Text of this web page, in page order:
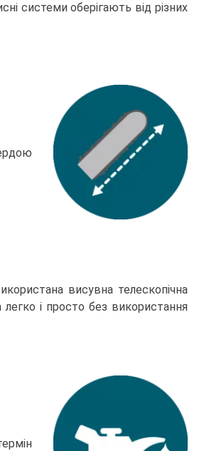
системи оберігають від різних
висувна телескопічна
і просто без використання